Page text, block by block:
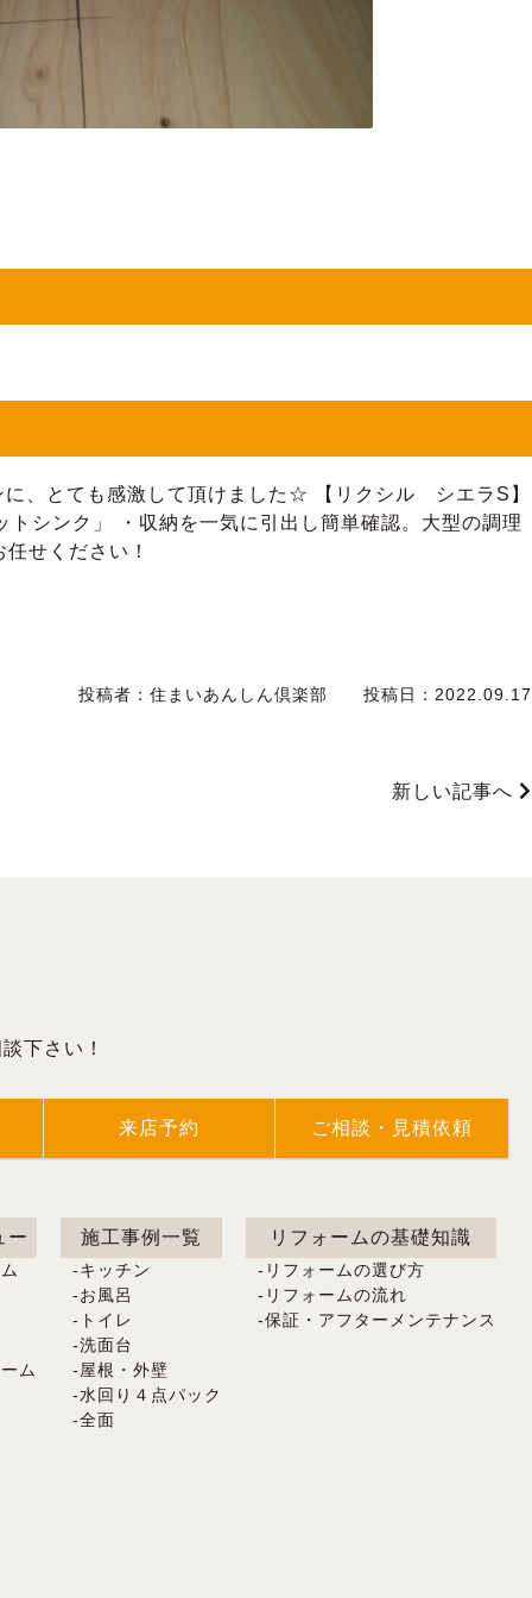
に、とても感激して頂けました☆ 【リクシル シエラS】
シンク」 ・収納を一気に引出し簡単確認。大型の調理
せください！
投稿者： 住まいあんしん倶楽部 投稿日： 2022.09.17
新しい記事へ
下さい！
来店予約 ご相談・見積依頼
ー
ム
施工事例一覧
キッチン
お風呂
トイレ
洗面台
屋根・外壁
水回り４点パック
全面
リフォームの基礎知識
リフォームの選び方
リフォームの流れ
保証・アフターメンテナンス